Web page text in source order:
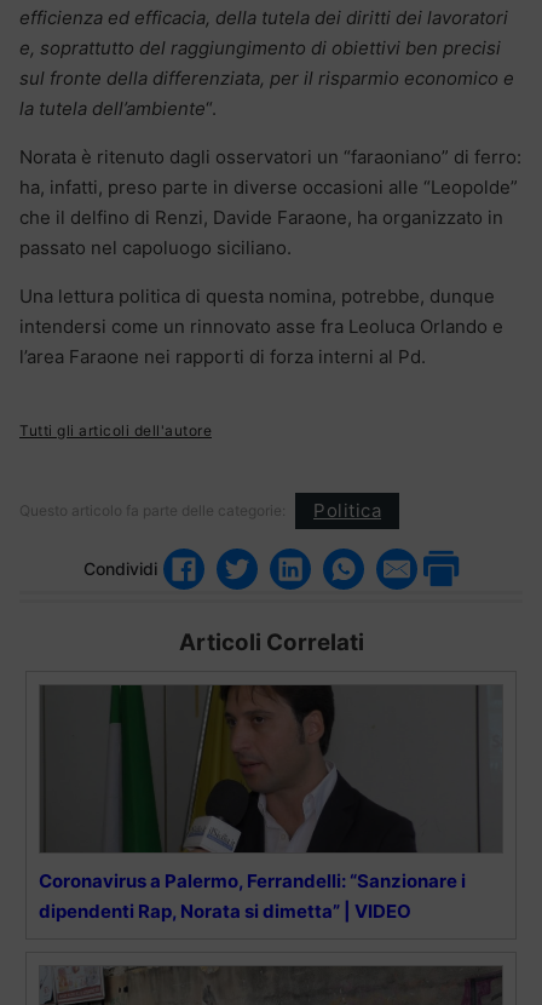
efficienza ed efficacia, della tutela dei diritti dei lavoratori
e, soprattutto del raggiungimento di obiettivi ben precisi
sul fronte della differenziata, per il risparmio economico e
la tutela dell’ambiente“.
Norata è ritenuto dagli osservatori un “faraoniano” di ferro:
ha, infatti, preso parte in diverse occasioni alle “Leopolde”
che il delfino di Renzi, Davide Faraone, ha organizzato in
passato nel capoluogo siciliano.
Una lettura politica di questa nomina, potrebbe, dunque
intendersi come un rinnovato asse fra Leoluca Orlando e
l’area Faraone nei rapporti di forza interni al Pd.
Tutti gli articoli dell'autore
Questo articolo fa parte delle categorie: Politica
Condividi
Articoli Correlati
Coronavirus a Palermo, Ferrandelli: “Sanzionare i
dipendenti Rap, Norata si dimetta” | VIDEO